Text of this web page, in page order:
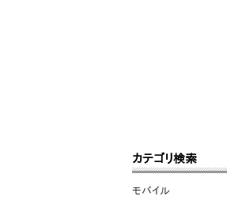
カテゴリ検索
モバイル